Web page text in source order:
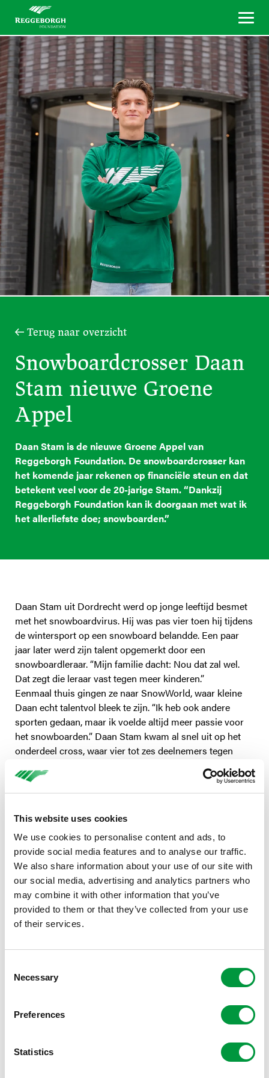
This website uses cookies
We use cookies to personalise content and ads, to
provide social media features and to analyse our traffic.
We also share information about your use of our site with
our social media, advertising and analytics partners who
may combine it with other information that you’ve
provided to them or that they’ve collected from your use
of their services.
Selection
Necessary
Preferences
Statistics
Terug naar overzicht
Snowboardcrosser Daan
Stam nieuwe Groene
Appel
Daan Stam is de nieuwe Groene Appel van
Reggeborgh Foundation. De snowboardcrosser kan
het komende jaar rekenen op financiële steun en dat
betekent veel voor de 20-jarige Stam. “Dankzij
Reggeborgh Foundation kan ik doorgaan met wat ik
het allerliefste doe; snowboarden.”
Daan Stam uit Dordrecht werd op jonge leeftijd besmet
met het snowboardvirus. Hij was pas vier toen hij tijdens
de wintersport op een snowboard belandde. Een paar
jaar later werd zijn talent opgemerkt door een
snowboardleraar. “Mijn familie dacht: Nou dat zal wel.
Dat zegt die leraar vast tegen meer kinderen.”
Eenmaal thuis gingen ze naar SnowWorld, waar kleine
Daan echt talentvol bleek te zijn. “Ik heb ook andere
sporten gedaan, maar ik voelde altijd meer passie voor
het snowboarden.” Daan Stam kwam al snel uit op het
onderdeel cross, waar vier tot zes deelnemers tegen
Hij zat nog op de lagere school toen hij voor zijn sport
naar Oostenrijk verhuisde. Daan trainde in Aschau im
jong, maar vond het niet heel moeilijk om weg te zijn van
huis. Ik deed daar alles wat ik leuk vond. Ik denk dat het